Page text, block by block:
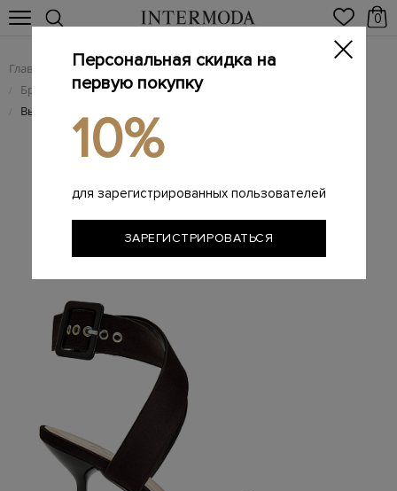
0
Главная Женщинам / Женская обувь
/ Брендовые женские босоножки
/ Высокие босоножки из текстиля с облегающими ремешками
Персональная скидка на
первую покупку
10%
для зарегистрированных пользователей
ЗАРЕГИСТРИРОВАТЬСЯ